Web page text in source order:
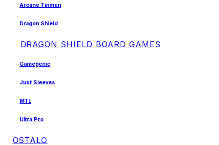
Arcane Tinmen
Dragon Shield
DRAGON SHIELD BOARD GAMES
Gamegenic
Just Sleeves
MTL
Ultra Pro
OSTALO